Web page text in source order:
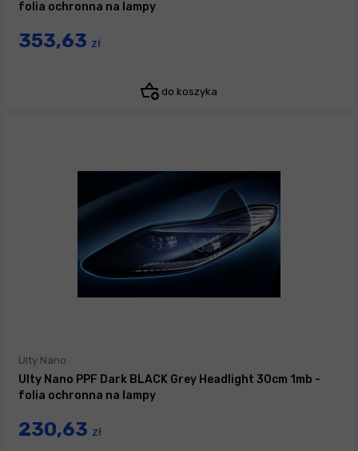
folia ochronna na lampy
353,63 zł
do koszyka
Ulty Nano
Ulty Nano PPF Dark BLACK Grey Headlight 30cm 1mb -
folia ochronna na lampy
230,63 zł